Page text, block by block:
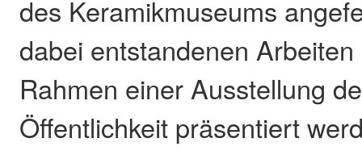
des Keramikmuseums
dabei entstandenen
Rahmen einer Ausstellung
Öffentlichkeit präsentiert